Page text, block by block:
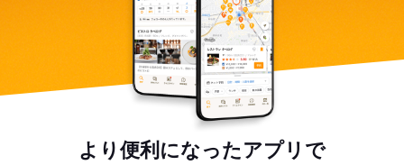
より便利になったアプリで